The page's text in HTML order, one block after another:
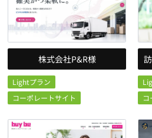
株式会社P&R様
Lightプラン
コーポレートサイト